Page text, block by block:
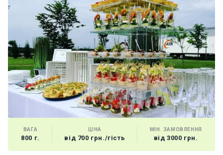
ВАГА
800 г.
ЦІНА
від 700 грн./гість
МІН. ЗАМОВЛЕННЯ
від 3000 грн.